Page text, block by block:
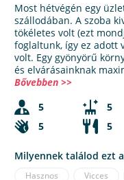
Most hétvégén egy
szállodában. A szoba
tökéletes volt (ezt
foglaltunk, így ez adott
volt. Egy gyönyörű
és elvárásainknak
Bővebben >>
5
5
5
5
Milyennek találod ezt
Hasznos Vicces